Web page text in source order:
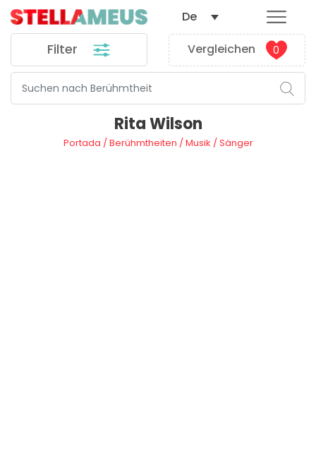
Filter Vergleichen 0
De
Rita Wilson
Portada /Berühmtheiten /Musik /Sänger